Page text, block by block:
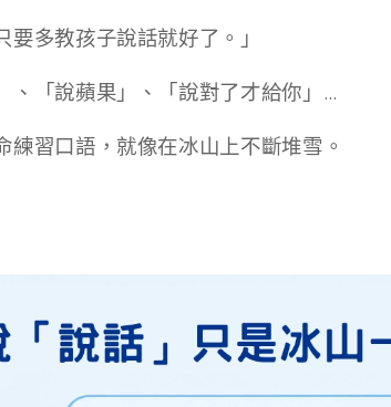
多教孩子說話就好了。」
、「說蘋果」、「說對了才給你」…
習口語，就像在冰山上不斷堆雪。